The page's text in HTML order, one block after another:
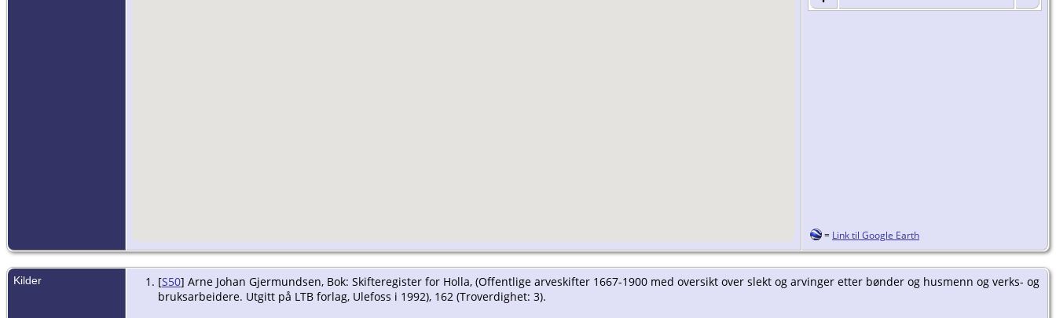
= Link til Google Earth
Kilder [S50] Arne Johan Gjermundsen, Bok: Skifteregister for Holla, (Offentlige arveskifter 1667-1900 med oversikt over slekt og arvinger etter bønder og husmenn og verks- og
bruksarbeidere. Utgitt på LTB forlag, Ulefoss i 1992), 162 (Troverdighet: 3).